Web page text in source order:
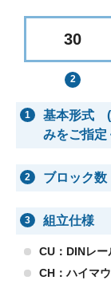
30
1
基本形式 (
みをご指定
2 ブロック数
3 組立仕様
CU：DINレ
CH：ハイマ